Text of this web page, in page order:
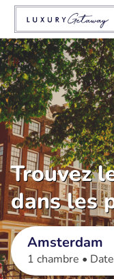
Trouvez
dans les
Amsterdam
1 chambre •